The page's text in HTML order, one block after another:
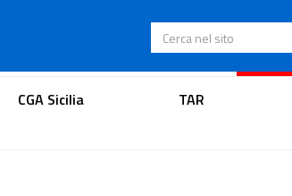
Cerca nel sito
dell'avvocato
CGA Sicilia TAR